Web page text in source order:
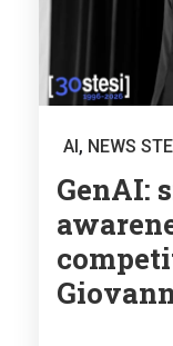
AI, NEWS
GenAI: